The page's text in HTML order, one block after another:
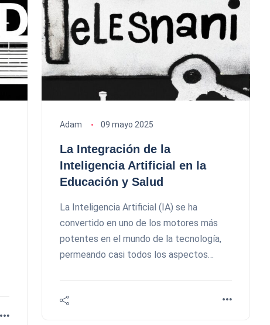
Adam 09 mayo 2025
La Integración de la
Inteligencia Artificial en la
Educación y Salud
La Inteligencia Artificial (IA) se ha
convertido en uno de los motores más
potentes en el mundo de la tecnología,
permeando casi todos los aspectos…